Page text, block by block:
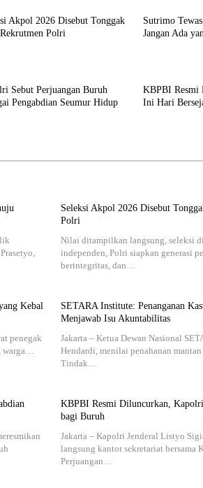
Akpol 2026 Disebut Tonggak
Polri
Sutrimo
Jangan Ada
Sebut Perjuangan Buruh
Pengabdian Seumur Hidup
KBPBI Resmi
Ini Hari
Seleksi Akpol 2026 Disebut
Polri
Nilai ditampilkan langsung, seleksi
independen, Polri siapkan generasi
berintegritas, dan…
Kebal
penegak
SETARA Institute: Penanganan
Menjawab Isu Akuntabilitas
Jakarta – Ketua Dewan Nasional
Hendardi, menilai penahanan
Tindak…
KBPBI Resmi Diluncurkan,
bagi Buruh
Jakarta – Kapolri Jenderal Listyo
langsung kantor sekretariat bersama
Perjuangan…